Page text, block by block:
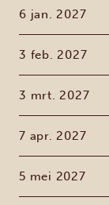
6 jan. 2027
3 feb. 2027
3 mrt. 2027
7 apr. 2027
5 mei 2027